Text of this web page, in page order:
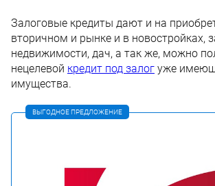
Залоговые кредиты дают и на
вторичном и рынке и в новостройках,
недвижимости, дач, а так же, можно
нецелевой кредит под залог уже
имущества.
ВЫГОДНОЕ ПРЕДЛОЖЕНИЕ